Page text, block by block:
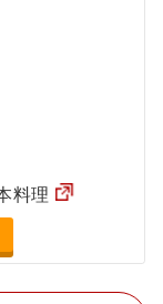
料理